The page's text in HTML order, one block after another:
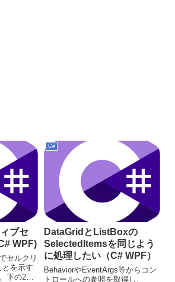
ブセ
WPF)
セルクリ
とを示す
下の20
C#
DataGridとListBoxの
SelectedItemsを同じよう
に処理したい（C# WPF）
BehaviorやEventArgs等からコン
トロールへの参照を取得し、